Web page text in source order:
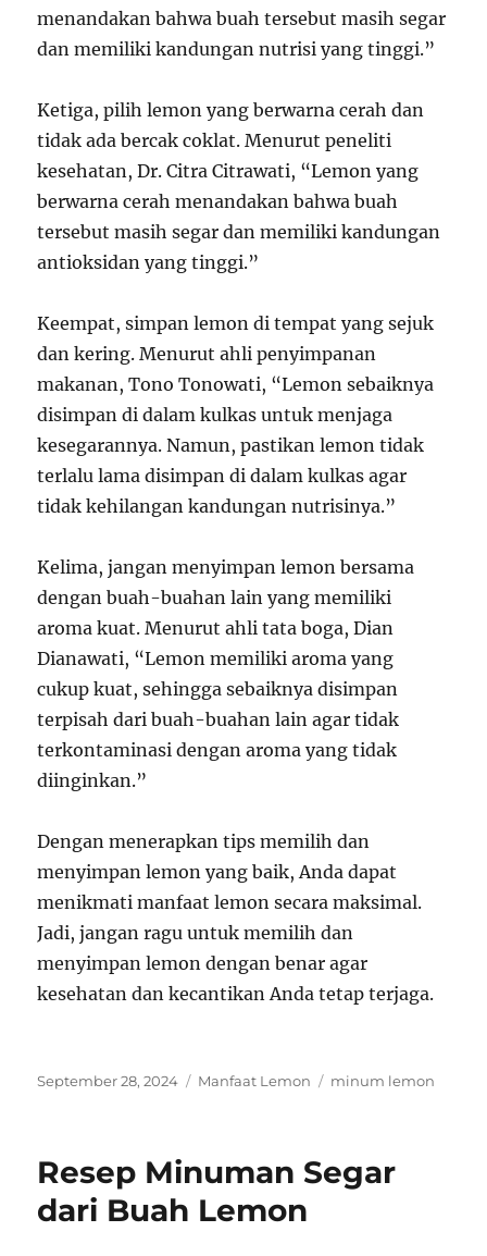
menandakan bahwa buah tersebut masih segar
dan memiliki kandungan nutrisi yang tinggi.”
Ketiga, pilih lemon yang berwarna cerah dan
tidak ada bercak coklat. Menurut peneliti
kesehatan, Dr. Citra Citrawati, “Lemon yang
berwarna cerah menandakan bahwa buah
tersebut masih segar dan memiliki kandungan
antioksidan yang tinggi.”
Keempat, simpan lemon di tempat yang sejuk
dan kering. Menurut ahli penyimpanan
makanan, Tono Tonowati, “Lemon sebaiknya
disimpan di dalam kulkas untuk menjaga
kesegarannya. Namun, pastikan lemon tidak
terlalu lama disimpan di dalam kulkas agar
tidak kehilangan kandungan nutrisinya.”
Kelima, jangan menyimpan lemon bersama
dengan buah-buahan lain yang memiliki
aroma kuat. Menurut ahli tata boga, Dian
Dianawati, “Lemon memiliki aroma yang
cukup kuat, sehingga sebaiknya disimpan
terpisah dari buah-buahan lain agar tidak
terkontaminasi dengan aroma yang tidak
diinginkan.”
Dengan menerapkan tips memilih dan
menyimpan lemon yang baik, Anda dapat
menikmati manfaat lemon secara maksimal.
Jadi, jangan ragu untuk memilih dan
menyimpan lemon dengan benar agar
kesehatan dan kecantikan Anda tetap terjaga.
Posted
September 28, 2024 Categories
Manfaat Lemon Tags
minum lemon
Resep Minuman Segar
dari Buah Lemon